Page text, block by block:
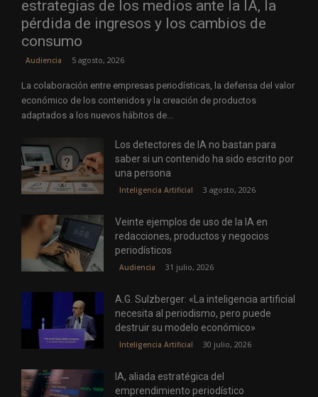
estrategias de los medios ante la IA, la
pérdida de ingresos y los cambios de
consumo
Audiencia 5 agosto, 2026
La colaboración entre empresas periodísticas, la defensa del valor
económico de los contenidos y la creación de productos
adaptados a los nuevos hábitos de...
Los detectores de IA no bastan para
saber si un contenido ha sido escrito por
una persona
Inteligencia Artificial 3 agosto, 2026
Veinte ejemplos de uso de la IA en
redacciones, productos y negocios
periodísticos
Audiencia 31 julio, 2026
A.G. Sulzberger: «La inteligencia artificial
necesita al periodismo, pero puede
destruir su modelo económico»
Inteligencia Artificial 30 julio, 2026
IA, aliada estratégica del
emprendimiento periodístico